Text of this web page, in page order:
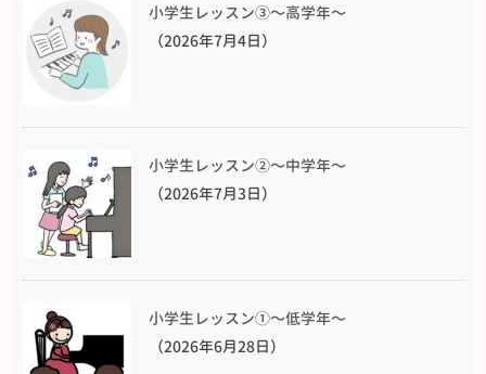
小学生レッスン③〜高学年〜
（2026年7月4日）
小学生レッスン②〜中学年〜
（2026年7月3日）
小学生レッスン①〜低学年〜
（2026年6月28日）